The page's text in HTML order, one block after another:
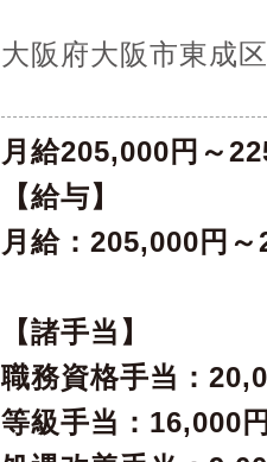
大阪府大阪市東成
月給205,000円～
【給与】
月給：205,000円
【諸手当】
職務資格手当：
等級手当：16,000